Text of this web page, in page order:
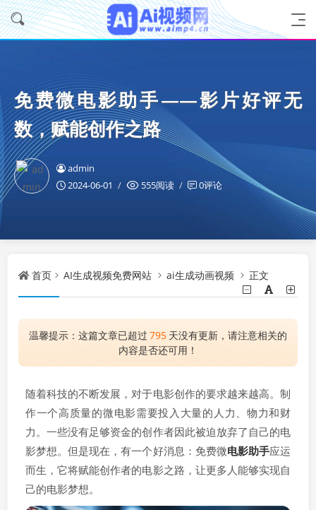
免费微电影助手——影片好评无
数，赋能创作之路
admin
2024-06-01
555阅读 0评论
首页 AI生成视频免费网站 ai生成动画视频 正文
温馨提示：这篇文章已超过 795 天没有更新，请注意相关的
内容是否还可用！
随着科技的不断发展，对于电影创作的要求越来越高。制
作一个高质量的微电影需要投入大量的人力、物力和财
力。一些没有足够资金的创作者因此被迫放弃了自己的电
影梦想。但是现在，有一个好消息：免费微电影助手应运
而生，它将赋能创作者的电影之路，让更多人能够实现自
己的电影梦想。